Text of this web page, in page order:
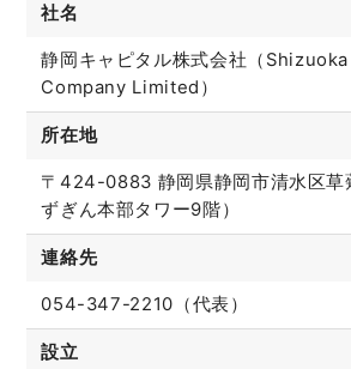
社名
静岡キャピタル株式会社（
Company Limited）
所在地
〒424-0883 静岡県静岡市清水区草
ずぎん本部タワー9階）
連絡先
054-347-2210（代表）
設立